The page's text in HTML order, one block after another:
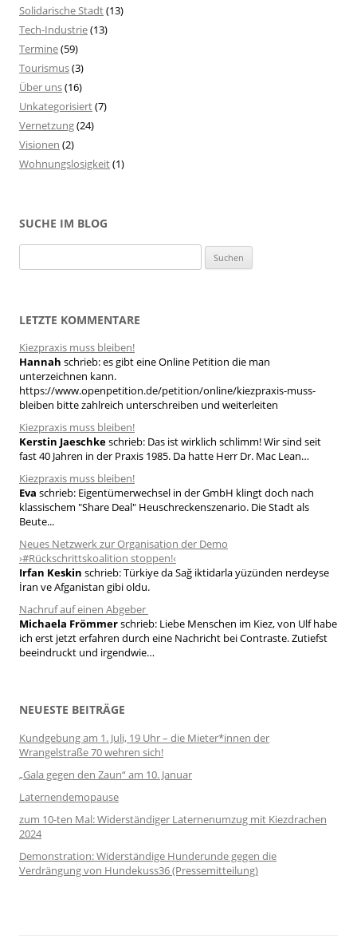
Solidarische Stadt(13)
Tech-Industrie(13)
Termine(59)
Tourismus(3)
Über uns(16)
Unkategorisiert(7)
Vernetzung(24)
Visionen (2)
Wohnungslosigkeit(1)
SUCHE IM BLOG
u
n
n
a
c
h
:
LETZTE KOMMENTARE
Kiezpraxis muss bleiben!
Hannah schrieb:es gibt eine Online Petition die man
unterzeichnen kann.
https://www.openpetition.de/petition/online/kiezpraxis-muss-
bleiben bitte zahlreich unterschreiben und weiterleiten
Kiezpraxis muss bleiben!
Kerstin Jaeschkeschrieb: Das ist wirklich schlimm! Wir sind seit
fast 40 Jahren in der Praxis 1985. Da hatte Herr Dr. Mac Lean…
Kiezpraxis muss bleiben!
Eva schrieb: Eigentümerwechsel in der GmbH klingt doch nach
klassischem "Share Deal" Heuschreckenszenario. Die Stadt als
Beute...
Neues Netzwerk zur Organisation der Demo
›#Rückschrittskoalition stoppen!‹
Irfan Keskin schrieb:Türkiye da Sağ iktidarla yüzünden nerdeyse
İran ve Afganistan gibi oldu.
Nachruf auf einen Abgeber
Michaela Frömmerschrieb: Liebe Menschen im Kiez, von Ulf habe
ich erst jetzt erfahren durch eine Nachricht bei Contraste. Zutiefst
beeindruckt und irgendwie…
NEUESTE BEITRÄGE
Kundgebung am 1. Juli, 19 Uhr – die Mieter*innen der
Wrangelstraße 70 wehren sich!
„Gala gegen den Zaun“ am 10. Januar
Laternendemopause
zum 10-ten Mal: Widerständiger Laternenumzug mit Kiezdrachen
2024
Demonstration: Widerständige Hunderunde gegen die
Verdrängung von Hundekuss36 (Pressemitteilung)